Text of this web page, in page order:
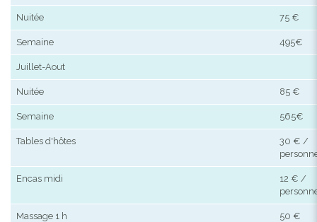
Nuitée 75 €
Semaine 495€
Juillet-Aout
Nuitée 85 €
Semaine 565€
Tables d'hôtes
30 € /
Encas midi
12 € /
Massage 1 h 50 €